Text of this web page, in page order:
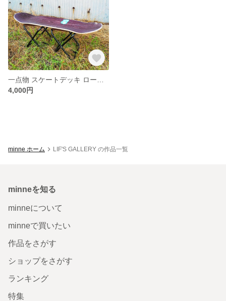
4,000円
minne ホーム LIF'S GALLERY の作品一覧
minneを知る
minneについて
minneで買いたい
作品をさがす
ショップをさがす
ランキング
特集